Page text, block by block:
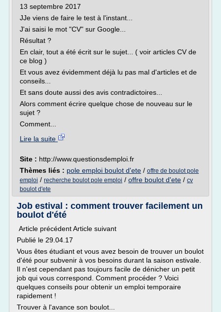
13 septembre 2017
JJe viens de faire le test à l'instant...
J'ai saisi le mot "CV" sur Google...
Résultat ?
En clair, tout a été écrit sur le sujet... ( voir articles CV de
ce blog )
Et vous avez évidemment déjà lu pas mal d'articles et de
conseils...
Et sans doute aussi des avis contradictoires...
Alors comment écrire quelque chose de nouveau sur le
sujet ?
Comment...
Lire la suite
Site : http://www.questionsdemploi.fr
Thèmes liés : pole emploi boulot d'ete / offre de boulot pole
emploi / recherche boulot pole emploi / offre boulot d'ete / cv
boulot d'ete
Job estival : comment trouver facilement un
boulot d'été
Article précédent Article suivant
Publié le 29.04.17
Vous êtes étudiant et vous avez besoin de trouver un boulot
d'été pour subvenir à vos besoins durant la saison estivale.
Il n'est cependant pas toujours facile de dénicher un petit
job qui vous correspond. Comment procéder ? Voici
quelques conseils pour obtenir un emploi temporaire
rapidement !
Trouver à l'avance son boulot...